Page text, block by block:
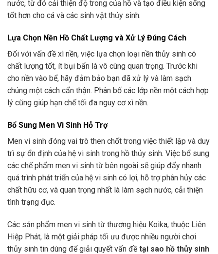
nước, từ đó cải thiện độ trong của hồ và tạo điều kiện sống
tốt hơn cho cá và các sinh vật thủy sinh.
Lựa Chọn Nền Hồ Chất Lượng và Xử Lý Đúng Cách
Đối với vấn đề xì nền, việc lựa chọn loại nền thủy sinh có
chất lượng tốt, ít bụi bẩn là vô cùng quan trọng. Trước khi
cho nền vào bể, hãy đảm bảo bạn đã xử lý và làm sạch
chúng một cách cẩn thận. Phân bố các lớp nền một cách hợp
lý cũng giúp hạn chế tối đa nguy cơ xì nền.
Bổ Sung Men Vi Sinh Hỗ Trợ
Men vi sinh đóng vai trò then chốt trong việc thiết lập và duy
trì sự ổn định của hệ vi sinh trong hồ thủy sinh. Việc bổ sung
các chế phẩm men vi sinh từ bên ngoài sẽ giúp đẩy nhanh
quá trình phát triển của hệ vi sinh có lợi, hỗ trợ phân hủy các
chất hữu cơ, và quan trọng nhất là làm sạch nước, cải thiện
tình trạng đục.
Các sản phẩm men vi sinh từ thương hiệu Koika, thuộc Liên
Hiệp Phát, là một giải pháp tối ưu được nhiều người chơi
thủy sinh tin dùng để giải quyết vấn đề tại sao hồ thủy sinh